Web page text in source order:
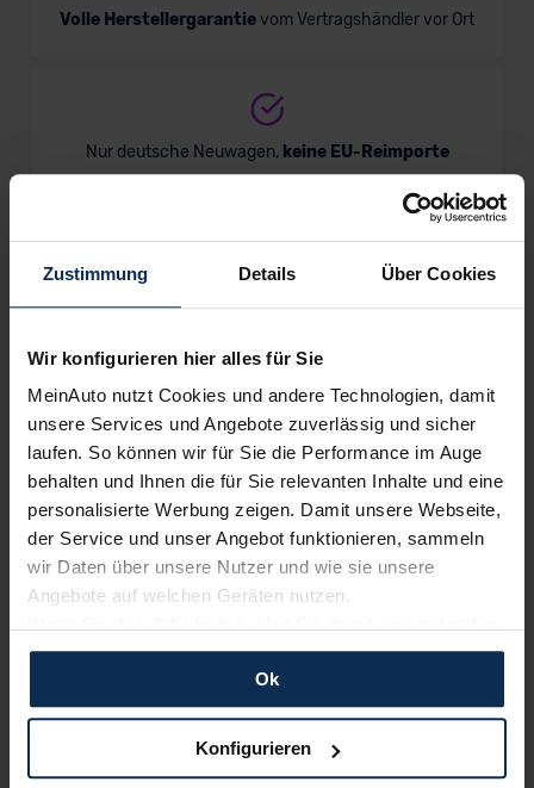
Zustimmung Details Über Cookies
Wir konfigurieren hier alles für Sie
MeinAuto nutzt Cookies und andere Technologien, damit
unsere Services und Angebote zuverlässig und sicher
laufen. So können wir für Sie die Performance im Auge
behalten und Ihnen die für Sie relevanten Inhalte und eine
personalisierte Werbung zeigen. Damit unsere Webseite,
der Service und unser Angebot funktionieren, sammeln
wir Daten über unsere Nutzer und wie sie unsere
Angebote auf welchen Geräten nutzen.
und erlauben uns Cookies für unseren Service zu
verwenden und diese Daten an Dritte weiterzugeben,
etwa an unsere Marketingpartner. Falls Sie dem nicht
zustimmen möchten, beschränken wir uns auf die
Ok
Konfigurieren
Volle Herstellergarantievom Vertragshändler vor Ort
Nur deutsche Neuwagen, keine EU-Reimporte
Alle Zahlungsarten: Barkauf, Finanzierung, Leasing
Keine Kosten: Unser Service ist für dich 100%
kostenfrei
Wir sind stolz auf eine hohe
Kundenzufriedenheit!
Neuwagenmarkt in Deutschland. Unsere Kunden haben
bewerten unsere Arbeit positiv.